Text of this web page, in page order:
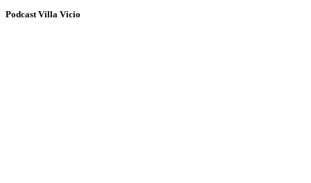
Podcast Villa Vicio